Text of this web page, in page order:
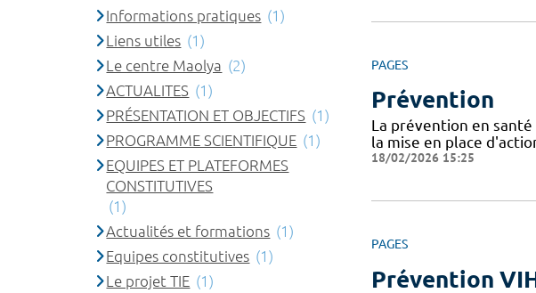
PAGES
Prévention
La prévention en
la mise en place
18/02/2026 15:25
PAGES
Prévention
Informations pratiques (1)
Liens utiles (1)
Le centre Maolya (2)
ACTUALITES (1)
PRÉSENTATION ET OBJECTIFS (1)
PROGRAMME SCIENTIFIQUE (1)
EQUIPES ET PLATEFORMES
CONSTITUTIVES
(1)
Actualités et formations (1)
Equipes constitutives (1)
Le projet TIE (1)